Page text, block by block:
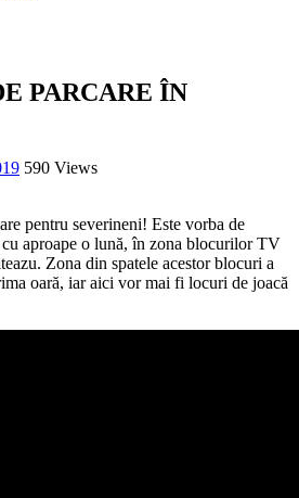
PARCARE ÎN
590 Views
pentru severineni! Este vorba de
aproape o lună, în zona blocurilor TV
Zona din spatele acestor blocuri a
oară, iar aici vor mai fi locuri de joacă